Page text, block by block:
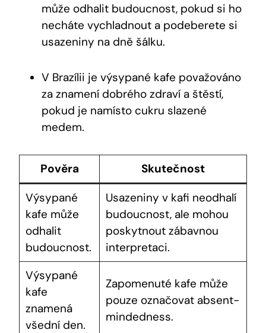
může odhalit budoucnost, pokud si ho
necháte vychladnout a podeberete si
usazeniny na dně šálku.
V Brazílii je výsypané kafe považováno
za znamení dobrého zdraví a štěstí,
pokud je namísto cukru slazené
medem.
Pověra
Skutečnost
Výsypané
kafe může
odhalit
budoucnost.
Usazeniny v kafi neodhalí
budoucnost, ale mohou
poskytnout zábavnou
interpretaci.
Výsypané
kafe
znamená
všední den.
Zapomenuté kafe může
pouze označovat absent-
mindedness.